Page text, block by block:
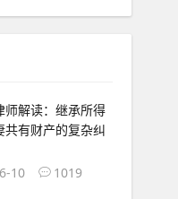
师解读：继承所得
共有财产的复杂纠
10
1019